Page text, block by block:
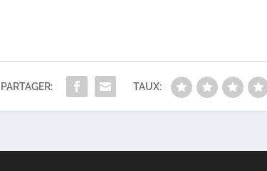
PARTAGER: TAUX: